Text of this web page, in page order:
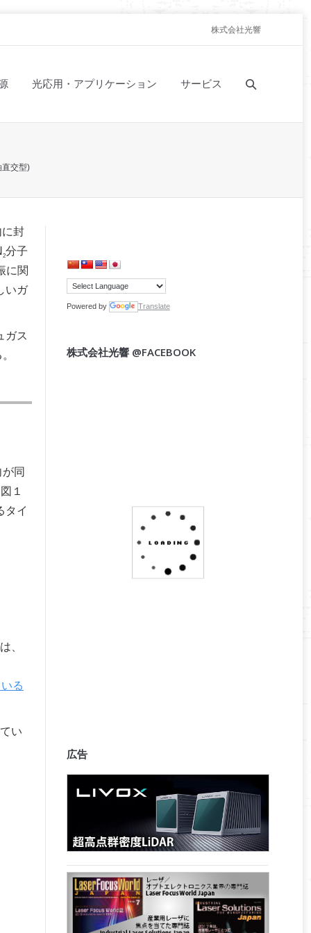
株式会社光響
光応用・アプリケーション サービス
直交型)
封
2分子
に関
いガ
ガス
同
１
タイ
、
る
い
Powered by Translate
株式会社光響 @FACEBOOK
広告